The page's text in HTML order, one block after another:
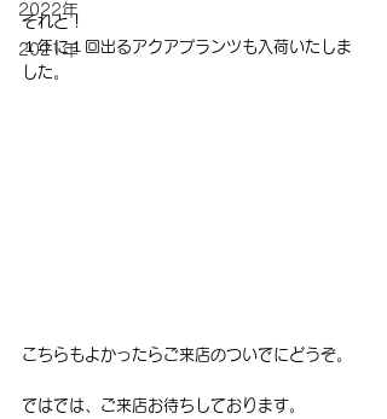
2022年
2021年
それと！
１年に１回出るアクアプランツも入荷いたしま
した。
こちらもよかったらご来店のついでにどうぞ。
ではでは、ご来店お待ちしております。